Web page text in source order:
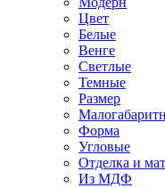
Цвет
Белые
Венге
Светлые
Темные
Размер
Форма
Угловые
Отделка и
Из МДФ